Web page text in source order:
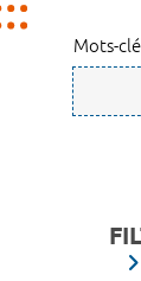
Mots-